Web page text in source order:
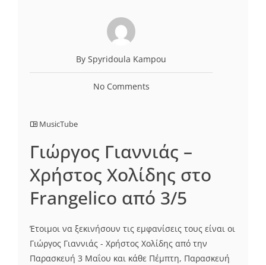
By Spyridoula Kampou
No Comments
MusicTube
Γιώργος Γιαννιάς –
Χρήστος Χολίδης στο
Frangelico από 3/5
Έτοιμοι να ξεκινήσουν τις εμφανίσεις τους είναι οι
Γιώργος Γιαννιάς - Χρήστος Χολίδης από την
Παρασκευή 3 Μαΐου και κάθε Πέμπτη, Παρασκευή